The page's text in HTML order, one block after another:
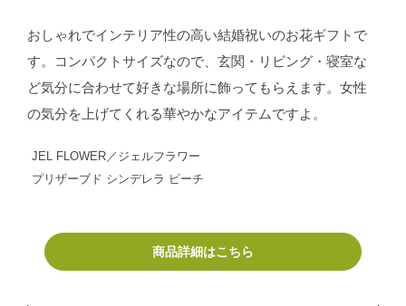
おしゃれでインテリア性の高い結婚祝いのお花ギフトで
す。コンパクトサイズなので、玄関・リビング・寝室な
ど気分に合わせて好きな場所に飾ってもらえます。女性
の気分を上げてくれる華やかなアイテムですよ。
JEL FLOWER／ジェルフラワー
プリザーブド シンデレラ ピーチ
商品詳細はこちら